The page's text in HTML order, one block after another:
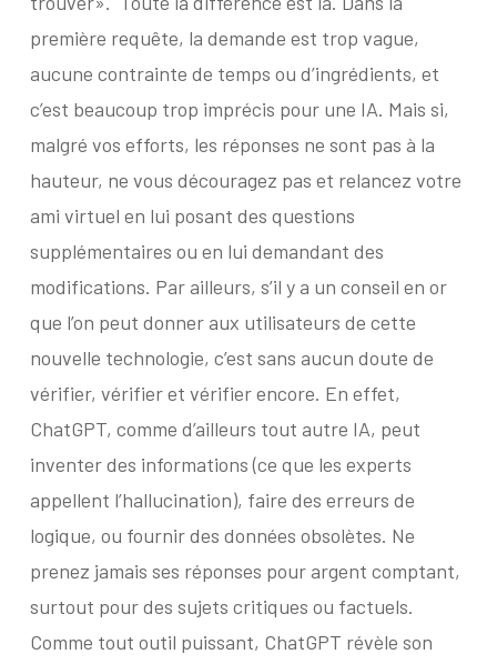
première requête, la demande est trop vague,
aucune contrainte de temps ou d’ingrédients, et
c’est beaucoup trop imprécis pour une IA. Mais si,
malgré vos efforts, les réponses ne sont pas à la
hauteur, ne vous découragez pas et relancez votre
ami virtuel en lui posant des questions
supplémentaires ou en lui demandant des
modifications. Par ailleurs, s’il y a un conseil en or
que l’on peut donner aux utilisateurs de cette
nouvelle technologie, c’est sans aucun doute de
vérifier, vérifier et vérifier encore. En effet,
ChatGPT, comme d’ailleurs tout autre IA, peut
inventer des informations (ce que les experts
appellent l’hallucination), faire des erreurs de
logique, ou fournir des données obsolètes. Ne
prenez jamais ses réponses pour argent comptant,
surtout pour des sujets critiques ou factuels.
Comme tout outil puissant, ChatGPT révèle son